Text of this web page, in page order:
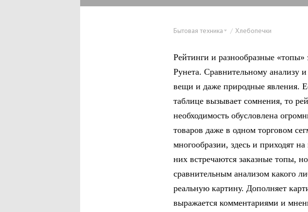
Бытовая техника Хлебопечки
Рейтинги и разнообразные «топы»
Рунета. Сравнительному анализу
вещи и даже природные явления.
таблице вызывает сомнения, то
необходимость обусловлена
товаров даже в одном торговом
многообразии, здесь и приходят
них встречаются заказные топы,
сравнительным анализом какого
реальную картину. Дополняет
выражается комментариями и